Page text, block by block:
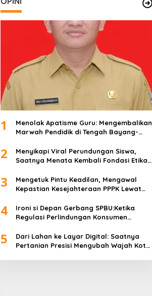
1
Menolak Apatisme Guru: Mengembalikan
Marwah Pendidik di Tengah Bayang-
2
Menyikapi Viral Perundungan Siswa,
Saatnya Menata Kembali Fondasi Etika
3
Mengetuk Pintu Keadilan, Mengawal
Kepastian Kesejahteraan PPPK Lewat
4
Ironi si Depan Gerbang SPBU:Ketika
Regulasi Perlindungan Konsumen
5
Dari Lahan ke Layar Digital: Saatnya
Pertanian Presisi Mengubah Wajah Kota